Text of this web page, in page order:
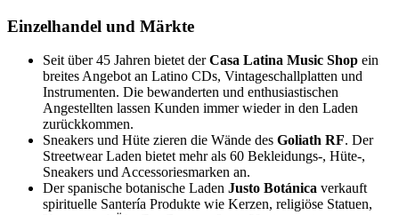
Einzelhandel und Märkte
Seit über 45 Jahren bietet derCasa Latina Music Shop ein
breites Angebot an Latino CDs, Vintageschallplatten und
Instrumenten. Die bewanderten und enthusiastischen
Angestellten lassen Kunden immer wieder in den Laden
zurückkommen.
Sneakers und Hüte zieren die Wände des Goliath RF. Der
Streetwear Laden bietet mehr als 60 Bekleidungs-, Hüte-,
Sneakers und Accessoriesmarken an.
Der spanische botanische Laden Justo Botánica verkauft
spirituelle Santería Produkte wie Kerzen, religiöse Statuen,